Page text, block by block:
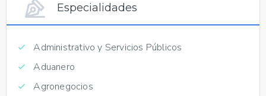
Especialidades
Administrativo y Servicios Públicos
Aduanero
Agronegocios